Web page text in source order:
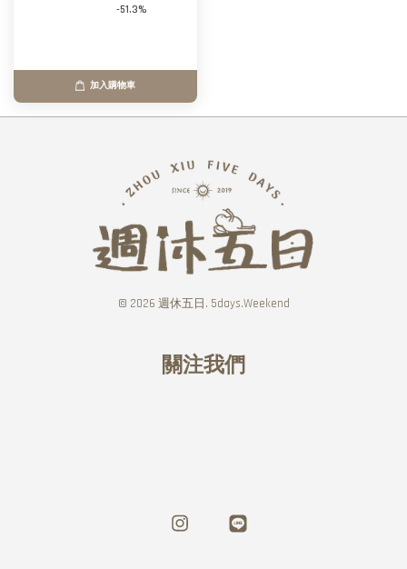
-51.3%
加入購物車
© 2026 週休五日. 5days.Weekend
關注我們